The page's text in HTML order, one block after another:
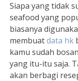
Siapa yang tidak
seafood yang
biasanya
membuatdata hk
kamu sudah
yang itu-itu saja.
akan berbagi